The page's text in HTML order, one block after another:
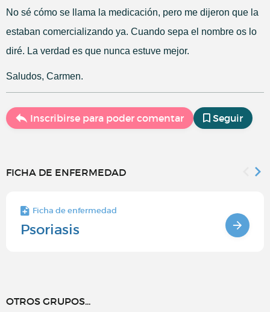
No sé cómo se llama la medicación, pero me dijeron que la
estaban comercializando ya. Cuando sepa el nombre os lo
diré. La verdad es que nunca estuve mejor.
Saludos, Carmen.
Inscribirse para poder comentar Seguir
FICHA DE ENFERMEDAD
Ficha de enfermedad
Psoriasis
OTROS GRUPOS...